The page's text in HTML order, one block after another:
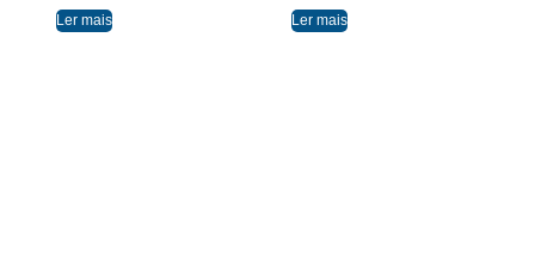
Ler mais Ler mais